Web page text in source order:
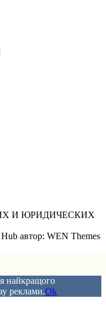
И ЮРИДИЧЕСКИХ
автор: WEN Themes
найкращого
реклами.Ok